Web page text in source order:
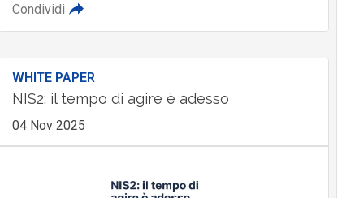
Condividi
WHITE PAPER
NIS2: il tempo di agire è adesso
04 Nov 2025